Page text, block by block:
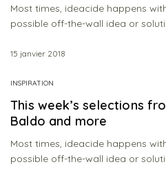
Most times, ideacide happens
possible off-the-wall idea or
15 janvier 2018
INSPIRATION
This week’s selections
Baldo and more
Most times, ideacide happens
possible off-the-wall idea or